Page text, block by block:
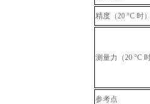
精度（20 °C 时
测量力（20 °C
参考点